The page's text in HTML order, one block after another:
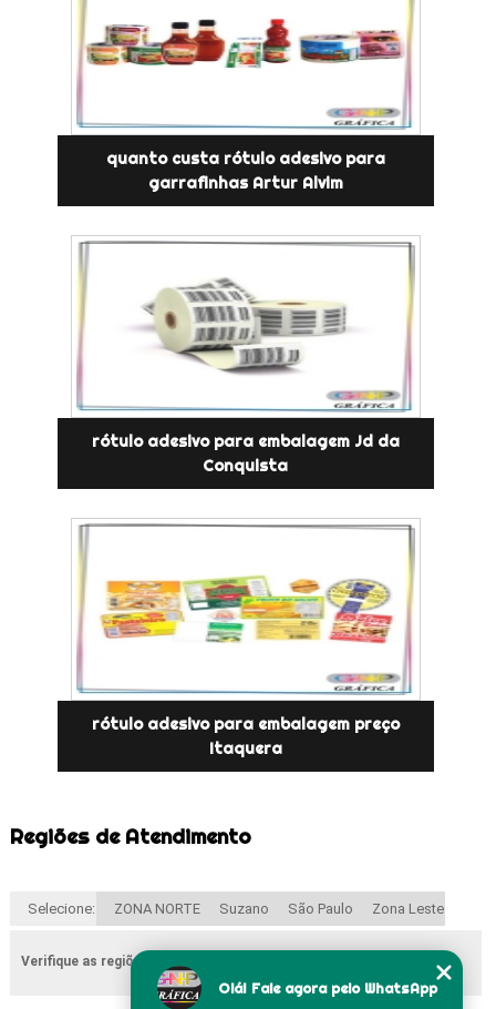
quanto custa rótulo adesivo para
garrafinhas Artur Alvim
rótulo adesivo para embalagem Jd da
Conquista
rótulo adesivo para embalagem preço
Itaquera
Regiões de Atendimento
Selecione: ZONA NORTE Suzano São Paulo Zona Leste
Verifique as regiões que atendemos
Olá! Fale agora pelo WhatsApp